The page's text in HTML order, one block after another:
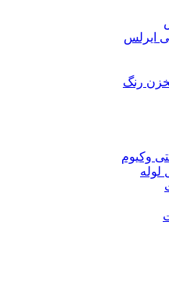
ایرلس
رنگ
وکیوم
لوله